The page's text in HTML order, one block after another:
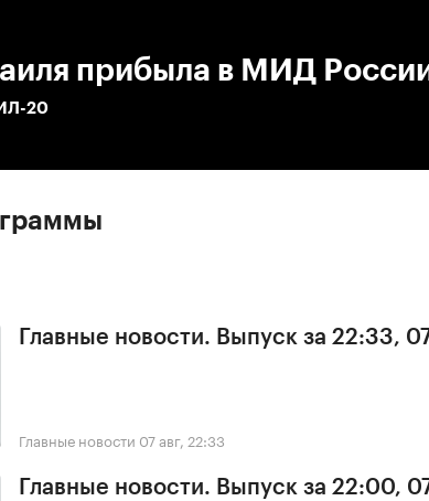
прибыла в МИД
20
Главные новости. Выпуск за 22:33,
Главные новости 07 авг, 22:33
Главные новости. Выпуск за 22:00,